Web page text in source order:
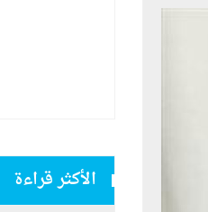
الأكثر قراءة